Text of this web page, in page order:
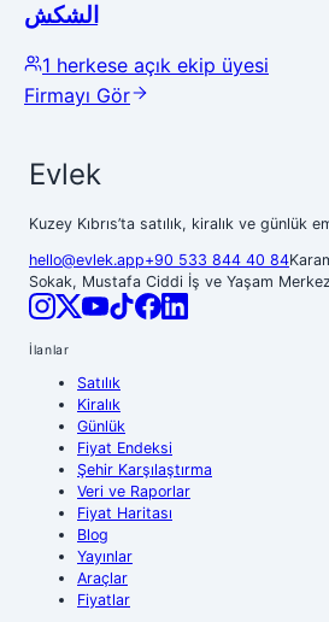
الشكش
1 herkese açık ekip üyesi
Firmayı Gör
Evlek
Kuzey Kıbrıs’ta satılık, kiralık ve günlük
hello@evlek.app+90 533 844 40 84
Sokak, Mustafa Ciddi İş ve Yaşam
İlanlar
Satılık
Kiralık
Günlük
Fiyat Endeksi
Şehir Karşılaştırma
Veri ve Raporlar
Fiyat Haritası
Blog
Yayınlar
Araçlar
Fiyatlar